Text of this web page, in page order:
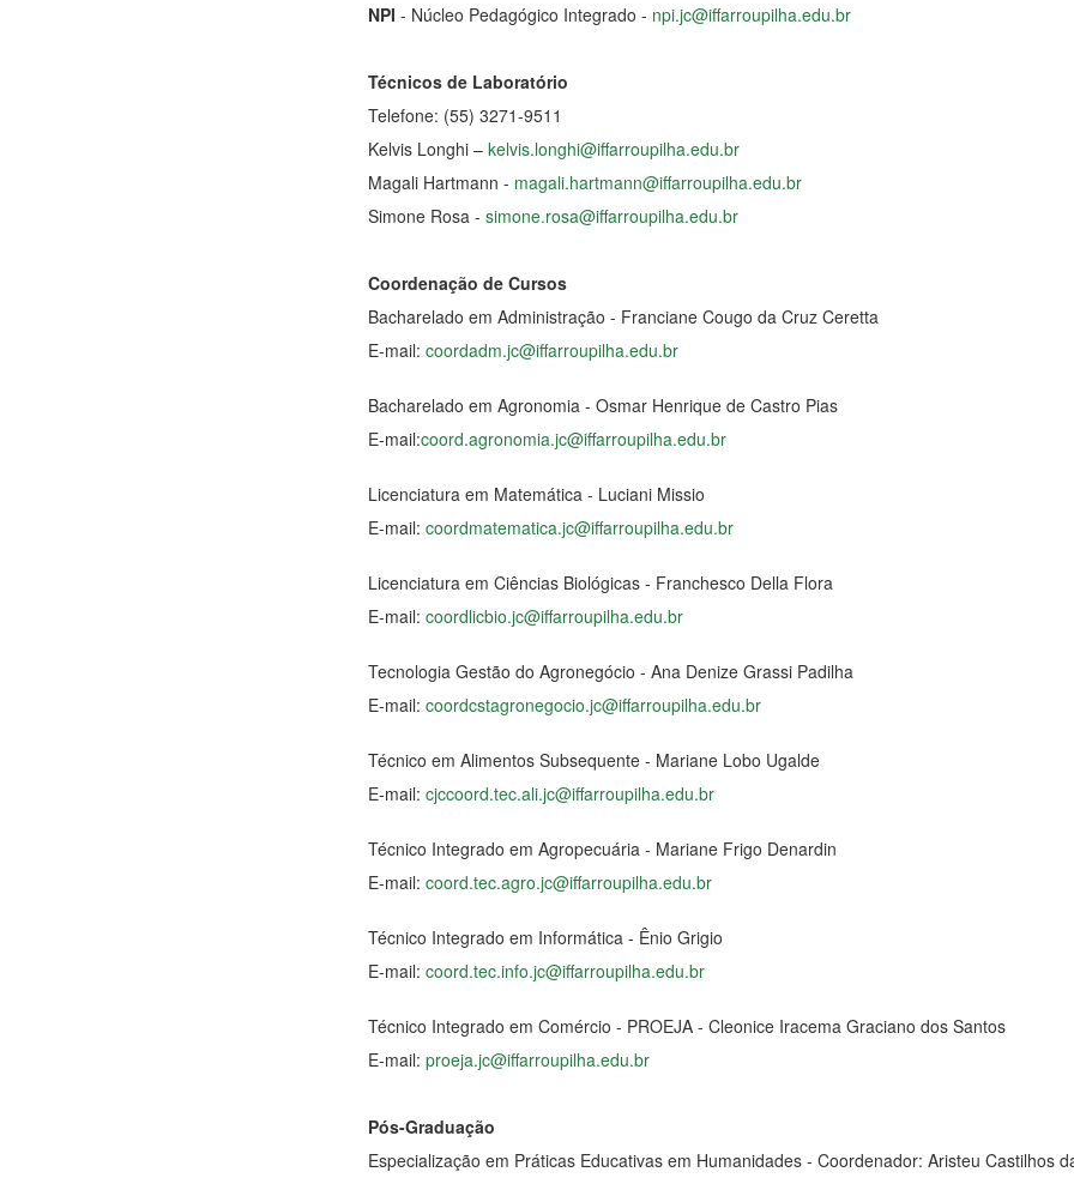
NPI - Núcleo Pedagógico Integrado - npi.jc@iffarroupilha.edu.br
Técnicos de Laboratório
Telefone: (55) 3271-9511
Kelvis Longhi – kelvis.longhi@iffarroupilha.edu.br
Magali Hartmann - magali.hartmann@iffarroupilha.edu.br
Simone Rosa - simone.rosa@iffarroupilha.edu.br
Coordenação de Cursos
Bacharelado em Administração - Franciane Cougo da Cruz Ceretta
E-mail: coordadm.jc@iffarroupilha.edu.br
Bacharelado em Agronomia - Osmar Henrique de Castro Pias
E-mail:coord.agronomia.jc@iffarroupilha.edu.br
Licenciatura em Matemática - Luciani Missio
E-mail: coordmatematica.jc@iffarroupilha.edu.br
Licenciatura em Ciências Biológicas - Franchesco Della Flora
E-mail: coordlicbio.jc@iffarroupilha.edu.br
Tecnologia Gestão do Agronegócio - Ana Denize Grassi Padilha
E-mail: coordcstagronegocio.jc@iffarroupilha.edu.br
Técnico em Alimentos Subsequente - Mariane Lobo Ugalde
E-mail: cjccoord.tec.ali.jc@iffarroupilha.edu.br
Técnico Integrado em Agropecuária - Mariane Frigo Denardin
E-mail: coord.tec.agro.jc@iffarroupilha.edu.br
Técnico Integrado em Informática - Ênio Grigio
E-mail: coord.tec.info.jc@iffarroupilha.edu.br
Técnico Integrado em Comércio - PROEJA - Cleonice Iracema Graciano dos Santos
E-mail: proeja.jc@iffarroupilha.edu.br
Pós-Graduação
Especialização em Práticas Educativas em Humanidades - Coordenador: Aristeu Castilhos